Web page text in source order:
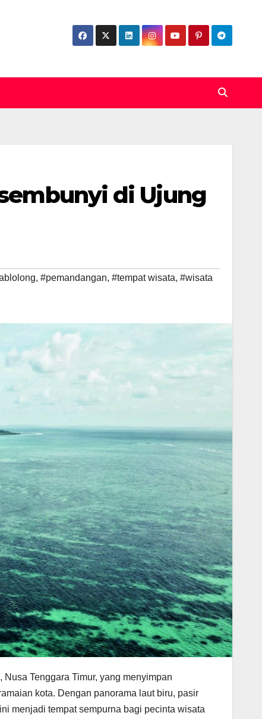
di Ujung
, #pemandangan, #tempat wisata, #wisata
Tenggara Timur, yang menyimpan
kota. Dengan panorama laut biru, pasir
menjadi tempat sempurna bagi pecinta wisata